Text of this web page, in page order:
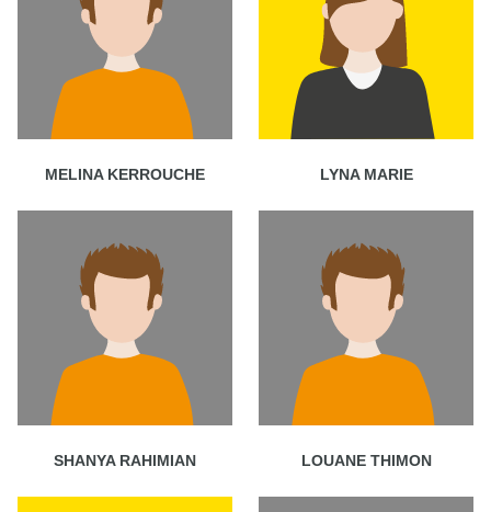
MELINA KERROUCHE LYNA MARIE
SHANYA RAHIMIAN LOUANE THIMON